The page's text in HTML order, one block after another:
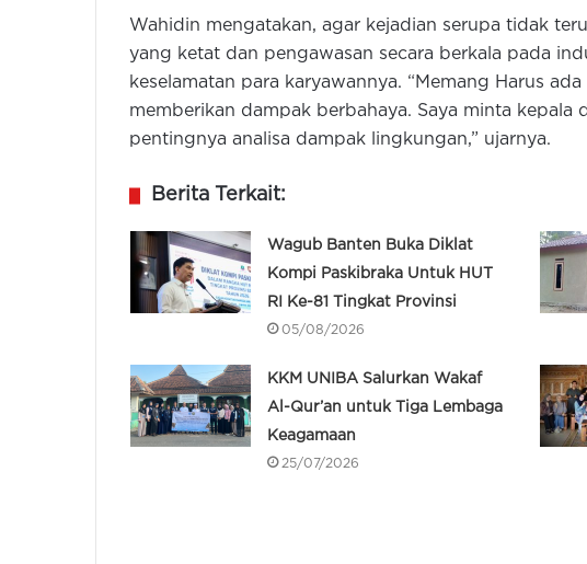
Wahidin mengatakan, agar kejadian serupa tidak
yang ketat dan pengawasan secara berkala pada
keselamatan para karyawannya. “Memang Harus
memberikan dampak berbahaya. Saya minta kepala
pentingnya analisa dampak lingkungan,” ujarnya.
Berita Terkait:
Wagub Banten Buka Diklat
Kompi Paskibraka Untuk HUT
RI Ke-81 Tingkat Provinsi
05/08/2026
KKM UNIBA Salurkan Wakaf
Al-Qur’an untuk Tiga Lembaga
Keagamaan
25/07/2026